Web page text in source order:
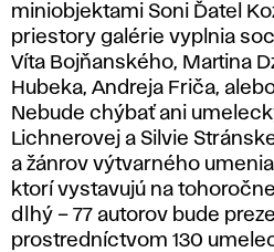
miniobjektami Soni Ďatel
priestory galérie vyplnia
Víta Bojňanského, Martina
Hubeka, Andreja Friča,
Nebude chýbať ani
Lichnerovej a Silvie
a žánrov výtvarného
ktorí vystavujú na
dlhý – 77 autorov bude
prostredníctvom 130